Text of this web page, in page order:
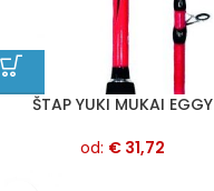
ŠTAP YUKI MUKAI EGGY
od: €31,72